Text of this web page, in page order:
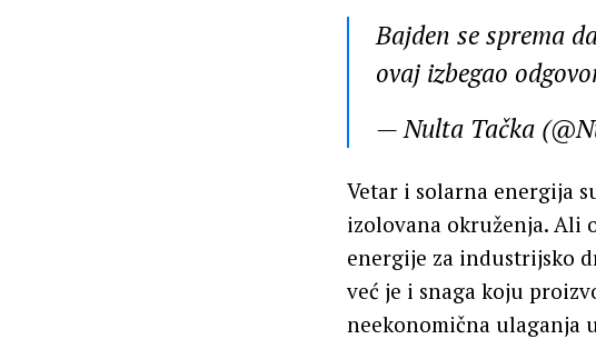
Bajden se sprema
ovaj izbegao
— Nulta Tačka
Vetar i solarna energija
izolovana okruženja. Ali
energije za industrijsko
već je i snaga koju
neekonomična ulaganja